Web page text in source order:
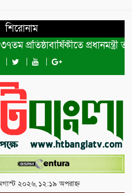
শিরোনাম
প্রধানমন্ত্রী তারেক
২০২৬, ১২:১৯ অপরাহ্ন